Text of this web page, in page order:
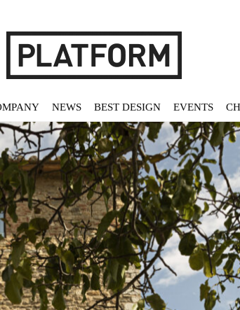
NEWS BEST DESIGN EVENTS